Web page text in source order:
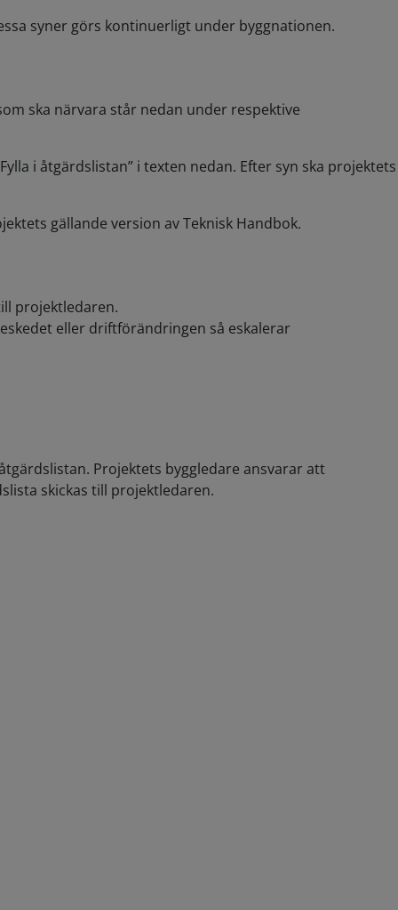
syner görs kontinuerligt under byggnationen.
ska närvara står nedan under respektive
i åtgärdslistan” i texten nedan. Efter syn ska projektets
gällande version av Teknisk Handbok.
projektledaren.
eller driftförändringen så eskalerar
Projektets byggledare ansvarar att
skickas till projektledaren.